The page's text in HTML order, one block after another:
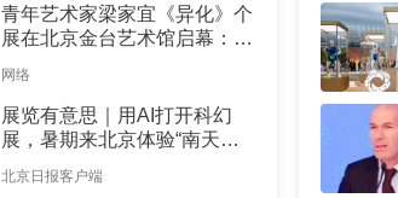
青年艺术家梁家宜《异化》个
展在北京金台艺术馆启幕：以
体生成”的时代命题
网络
展览有意思｜用AI打开科幻
展，暑期来北京体验“南天门
北京日报客户端